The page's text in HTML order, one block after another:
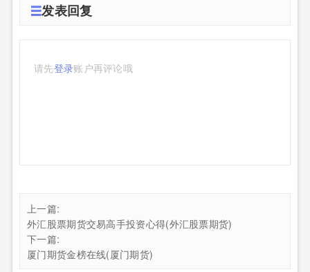
发表回复
请先登录账户再评论哦
上一篇:
外汇股票期货交易高手投资心得(外汇股票期货)
下一篇:
厦门期货金榜在线(厦门期货)